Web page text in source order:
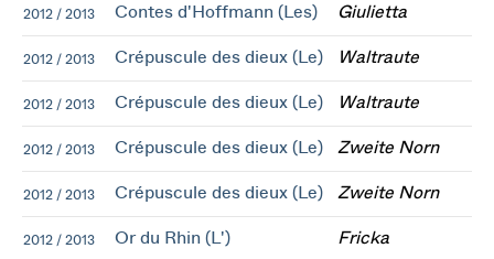
2012 / 2013 Contes d'Hoffmann (Les) Giulietta
2012 / 2013 Crépuscule des dieux (Le) Waltraute
2012 / 2013 Crépuscule des dieux (Le) Waltraute
2012 / 2013 Crépuscule des dieux (Le) Zweite Norn
2012 / 2013 Crépuscule des dieux (Le) Zweite Norn
2012 / 2013 Or du Rhin (L') Fricka